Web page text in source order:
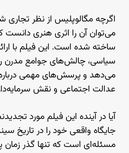
اگرچه مگالوپلیس از نظر تجاری
می‌توان آن را اثری هنری دانست
ساخته شده است. این فیلم با
سیاسی، چالش‌های جوامع مدرن
می‌دهد و پرسش‌های مهمی
عدالت اجتماعی و نقش
آیا در آینده این فیلم مورد
جایگاه واقعی خود را در تاریخ
مسئله‌ای است که تنها گذر زمان